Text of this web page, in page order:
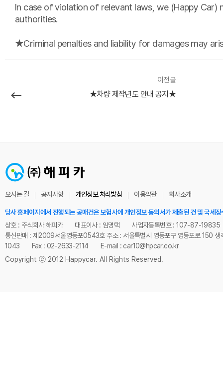
In case of violation of relevant laws, we (Happy
authorities.
★Criminal penalties and liability for damages may
이전글
★차량 제작년도 안내 공지★
오시는 길 공지사항 개인정보 처리방침 이용약관 회사소개
당사 홈페이지에서 진행되는 공매건은 보험사에 개인정보 동의서가 제출된 건 및 국세
상호 : 주식회사 해피카
대표이사 : 임명택
사업자등록번호 : 107-87-19835
통신판매 : 제2009서울영등포0543호 주소 : 서울특별시 영등포구 영등포로 150
1043
Fax : 02-2633-2114
E-mail : car10@hpcar.co.kr
Copyright ⓒ 2012 Happycar. All Rights Reserved.